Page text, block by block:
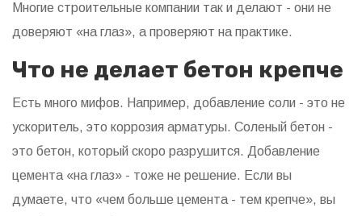
Многие строительные компании так и делают - они не
доверяют «на глаз», а проверяют на практике.
Что не делает бетон крепче
Есть много мифов. Например, добавление соли - это не
ускоритель, это коррозия арматуры. Соленый бетон -
это бетон, который скоро разрушится. Добавление
цемента «на глаз» - тоже не решение. Если вы
думаете, что «чем больше цемента - тем крепче», вы